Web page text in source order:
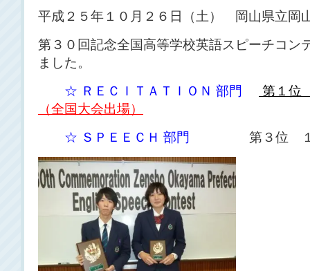
平成２５年１０月２６日（土） 岡山県立岡
第３０回記念全国高等学校英語スピーチコン
ました。
☆ ＲＥＣＩＴＡＴＩＯＮ 部門
第１
（全国大会出場）
☆ ＳＰＥＥＣＨ 部門
第３位 １年